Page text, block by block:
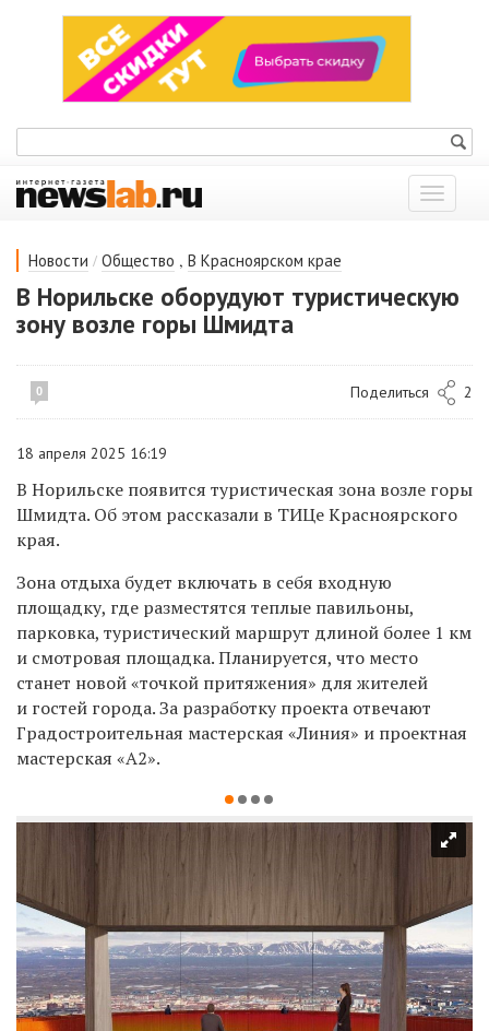
Показать
меню
Новости / Общество , В Красноярском крае
В Норильске оборудуют туристическую
зону возле горы Шмидта
0 Поделиться 2
18 апреля 2025 16:19
В Норильске появится туристическая зона возле горы
Шмидта. Об этом рассказали в ТИЦе Красноярского
края.
Зона отдыха будет включать в себя входную
площадку, где разместятся теплые павильоны,
парковка, туристический маршрут длиной более 1 км
и смотровая площадка. Планируется, что место
станет новой «точкой притяжения» для жителей
и гостей города. За разработку проекта отвечают
Градостроительная мастерская «Линия» и проектная
мастерская «А2».